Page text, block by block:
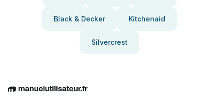
Black & Decker Kitchenaid
Silvercrest